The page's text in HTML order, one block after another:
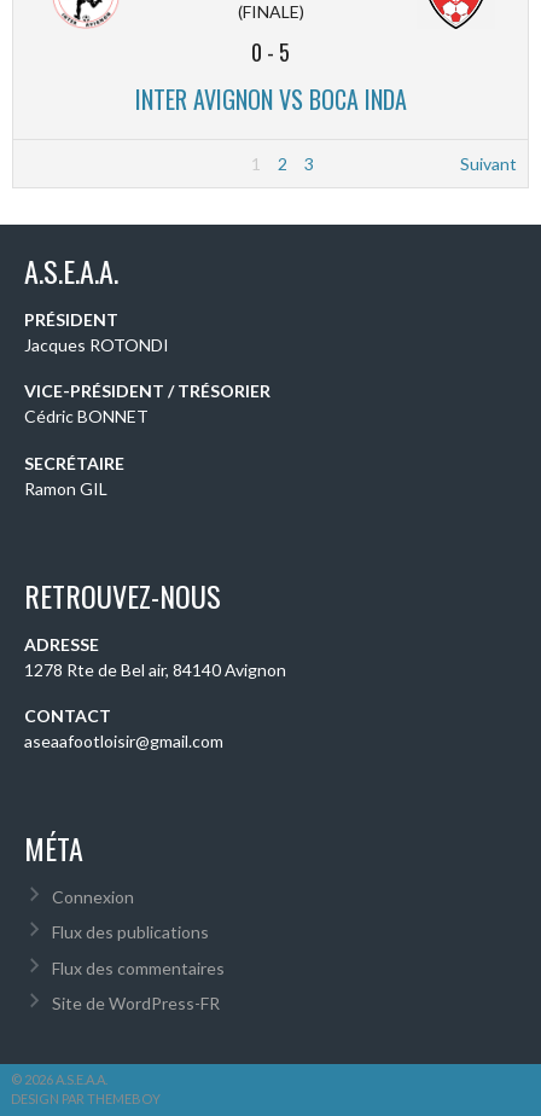
(FINALE)
0 - 5
INTER AVIGNON VS BOCA INDA
1 2 3 Suivant
A.S.E.A.A.
PRÉSIDENT
Jacques ROTONDI
VICE-PRÉSIDENT / TRÉSORIER
Cédric BONNET
SECRÉTAIRE
Ramon GIL
RETROUVEZ-NOUS
ADRESSE
1278 Rte de Bel air, 84140 Avignon
CONTACT
aseaafootloisir@gmail.com
MÉTA
Connexion
Flux des publications
Flux des commentaires
Site de WordPress-FR
© 2026 A.S.E.A.A.
DESIGN PAR THEMEBOY